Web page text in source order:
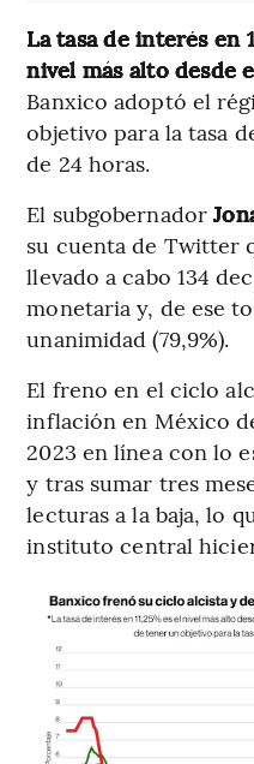
La tasa de interés en
nivel más alto desde
Banxico adoptó el
objetivo para la tasa
de 24 horas.
El subgobernador
su cuenta de Twitter
llevado a cabo 134
monetaria y, de ese
unanimidad (79,9%).
El freno en el ciclo
inflación en México
2023 en línea con lo
y tras sumar tres
lecturas a la baja, lo
instituto central